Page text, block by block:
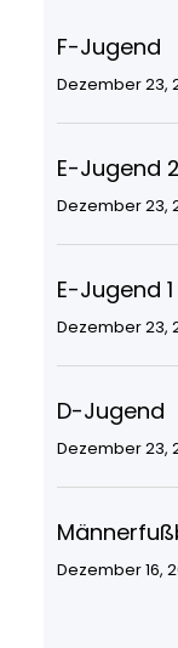
F-Jugend
Dezember 23,
E-Jugend 2
Dezember 23,
E-Jugend 1
Dezember 23,
D-Jugend
Dezember 23,
Dezember 16,